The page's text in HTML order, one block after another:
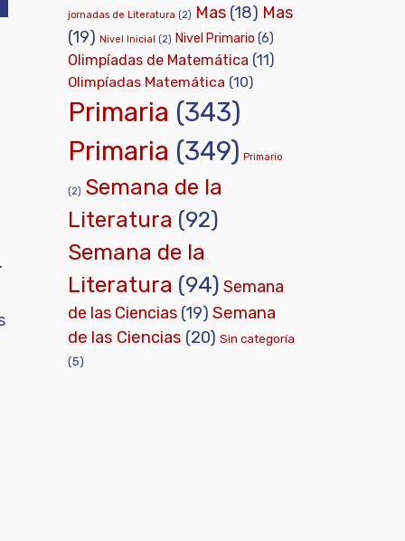
jornadas de Literatura (2) Mas (18) Mas
(19) Nivel Inicial (2) Nivel Primario (6)
Olimpíadas de Matemática (11)
Olimpíadas Matemática (10)
Primaria (343)
Primaria (349) Primario
(2) Semana de la
Literatura (92)
Semana de la
Literatura (94) Semana
de las Ciencias (19) Semana
de las Ciencias (20) Sin categoría
(5)